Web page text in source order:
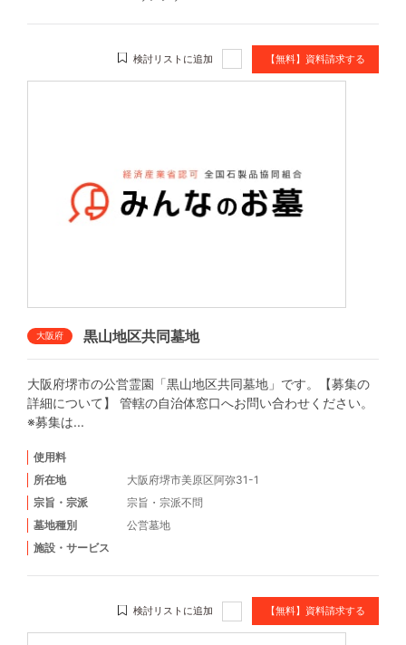
検討リストに追加 【無料】資料請求する
大阪府 黒山地区共同墓地
大阪府堺市の公営霊園「黒山地区共同墓地」です。【募集の
詳細について】 管轄の自治体窓口へお問い合わせください。
※募集は...
使用料
所在地
大阪府堺市美原区阿弥31-1
宗旨・宗派
宗旨・宗派不問
墓地種別
公営墓地
施設・サービス
検討リストに追加 【無料】資料請求する